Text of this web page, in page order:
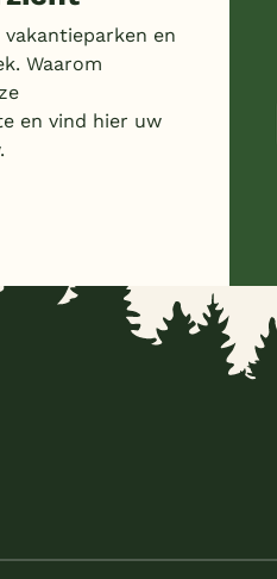
en
Waarom
en vind hier uw